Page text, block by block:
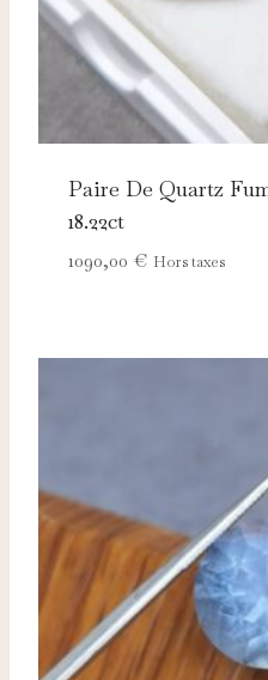
Paire De Quartz
18.22ct
1090,00 € Hors taxes
d'améliorer nos contenus
Marketing
Ces cookies servent à vous
adaptées à vos centres d'intérêt.